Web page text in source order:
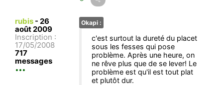
rubis - 26
août 2009
Inscription :
17/05/2008
717
messages
Okapi :
c'est surtout la dureté du placet
sous les fesses qui pose
problème. Après une heure, on
ne rêve plus que de se lever! Le
problème est qu'il est tout plat
et plutôt dur.